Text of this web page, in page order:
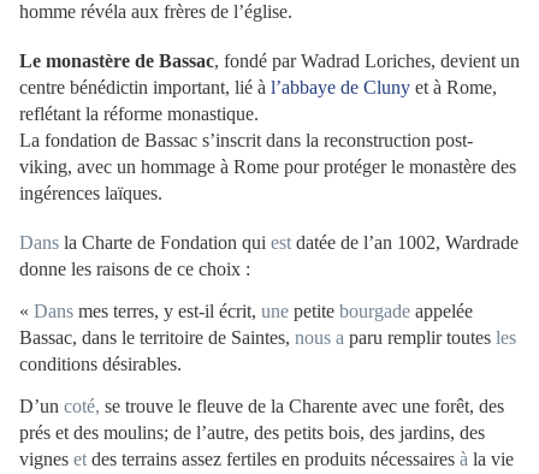
homme révéla aux frères de l’église.
Le monastère de Bassac, fondé par Wadrad Loriches, devient un
centre bénédictin important, lié à l’abbaye de Cluny et à Rome,
reflétant la réforme monastique.
La fondation de Bassac s’inscrit dans la reconstruction post-
viking, avec un hommage à Rome pour protéger le monastère des
ingérences laïques.
Dans la Charte de Fondation qui est datée de l’an 1002, Wardrade
donne les raisons de ce choix :
« Dans mes terres, y est-il écrit, une petite bourgade appelée
Bassac, dans le territoire de Saintes, nous a paru remplir toutes les
conditions désirables.
D’un coté, se trouve le fleuve de la Charente avec une forêt, des
prés et des moulins; de l’autre, des petits bois, des jardins, des
vignes et des terrains assez fertiles en produits nécessaires à la vie